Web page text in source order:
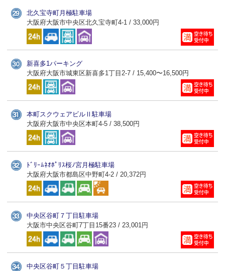
北久宝寺町月極駐車場
大阪府大阪市中央区北久宝寺町4-1 / 33,000円
新喜多1パーキング
大阪府大阪市城東区新喜多1丁目2-7 / 15,400〜16,500円
本町スクウェアビルⅡ駐車場
大阪府大阪市中央区本町4-5 / 38,500円
ﾄﾞﾘｰﾑﾈｵﾎﾟﾘｽ桜ﾉ宮月極駐車場
大阪府大阪市都島区中野町4-2 / 20,372円
中央区谷町７丁目駐車場
大阪市中央区谷町7丁目15番23 / 23,001円
中央区谷町５丁目駐車場